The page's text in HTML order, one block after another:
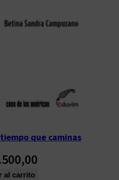
tiempo que caminas
al carrito